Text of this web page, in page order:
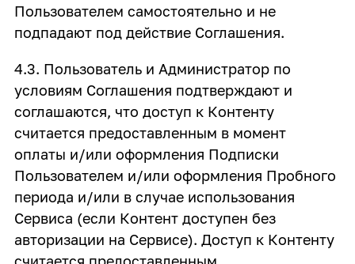
Пользователем самостоятельно и не
подпадают под действие Соглашения.
4.3. Пользователь и Администратор по
условиям Соглашения подтверждают и
соглашаются, что доступ к Контенту
считается предоставленным в момент
оплаты и/или оформления Подписки
Пользователем и/или оформления Пробного
периода и/или в случае использования
Сервиса (если Контент доступен без
авторизации на Сервисе). Доступ к Контенту